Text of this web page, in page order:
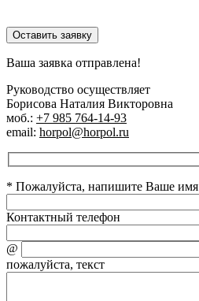
Оставить заявку
Ваша заявка отправлена!
Руководство осуществляет
Борисова Наталия Викторовна
моб.: +7 985 764-14-93
email: horpol@horpol.ru
* Пожалуйста, напишите Ваше имя
Контактный телефон
@
пожалуйста, текст